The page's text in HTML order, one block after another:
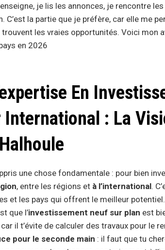
je lis les annonces, je rencontre
C’est la partie que je préfère, car elle me
trouvent les vraies opportunités. Voici mon
en 2026
En
: La
une chose fondamentale : pour bien
, entre les régions et à l’international.
et les pays qui offrent le meilleur
que l’investissement neuf sur plan est
il t’évite de calculer des travaux pour le
pour le seconde main : il faut que tu